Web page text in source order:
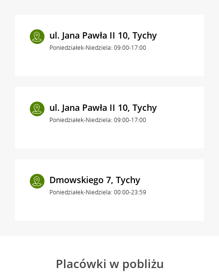
ul. Jana Pawła II 10, Tychy
Poniedziałek-Niedziela: 09:00-17:00
ul. Jana Pawła II 10, Tychy
Poniedziałek-Niedziela: 09:00-17:00
Dmowskiego 7, Tychy
Poniedziałek-Niedziela: 00:00-23:59
Placówki w pobliżu